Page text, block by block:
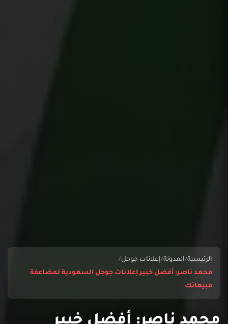
الرئيسية/المدونة/إعلانات جوجل/
محمد ناصر: أفضل خبير إعلانات جوجل السعودية لمضاعفة
مبيعاتك